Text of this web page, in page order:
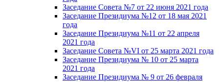
Заседание Совета №7 от 22 июня 2021 года
Заседание Президиума №12 от 18 мая 2021
года
Заседание Президиума №11 от 22 апреля
2021 года
Заседание Совета №VI от 25 марта 2021 года
Заседание Президиума № 10 от 25 марта
2021 года
Заседание Президиума № 9 от 26 февраля